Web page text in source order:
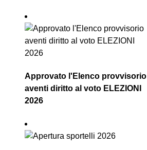
Approvato l'Elenco provvisorio
aventi diritto al voto ELEZIONI
2026